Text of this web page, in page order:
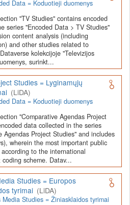
ši
2029 m. vykdomas perkėlimo iš
LiDA kuruoja įvairių tipų
kataloguose pagal tipą:
duomenys,Agreguotieji duomenys
Tekstiniai duomenys
tyrimus). Taip pat LiDA
projektų duomenys (Didelių projektų
mokslo ir studijų bei Lietuvos
socialinių ir humanitarinių mokslų
duomenys). Norintiemsišmokti
ir parsisiųsti duomenis, siūlome
talpyklos naudotojo vadovu.
savo duomenis į LiDA
su informacija
Data = Koduotieji duomenys
"TV Studies" contains encoded
series "Encoded Data > TV Studies"
content analysis (including
and other studies related to
kolekcijoje "Televizijos
surinkt...
Studies = Lyginamųjų
(LiDA)
Data = Koduotieji duomenys
"Comparative Agendas Project
data collected in the series
Agendas Project Studies" and includes
wherein the most important public
to the international
scheme. Datav...
Studies = Europos
tyrimai (LiDA)
Media Studies = Žiniasklaidos tyrimai